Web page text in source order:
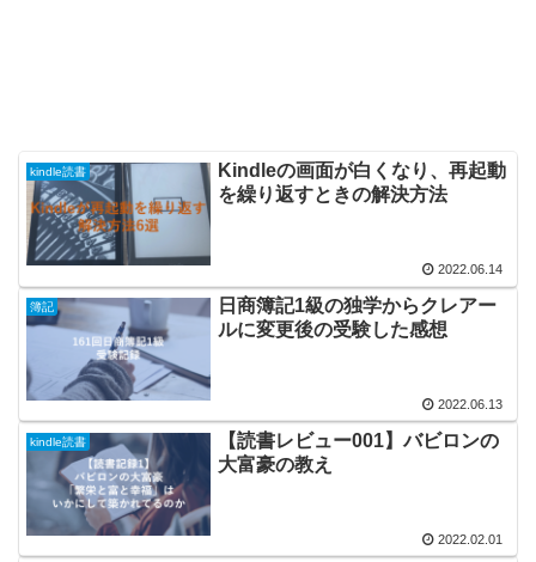
kindle読書
Kindleの画面が白くなり、再起動
を繰り返すときの解決方法
2022.06.14
簿記
日商簿記1級の独学からクレアー
ルに変更後の受験した感想
2022.06.13
kindle読書
【読書レビュー001】バビロンの
大富豪の教え
2022.02.01